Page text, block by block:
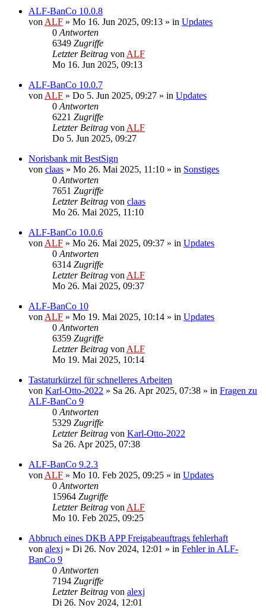
ALF-BanCo 10.0.8
von ALF » Mo 16. Jun 2025, 09:13 » in Updates
0 Antworten
6349 Zugriffe
Letzter Beitrag von ALF
Mo 16. Jun 2025, 09:13
ALF-BanCo 10.0.7
von ALF » Do 5. Jun 2025, 09:27 » in Updates
0 Antworten
6221 Zugriffe
Letzter Beitrag von ALF
Do 5. Jun 2025, 09:27
Norisbank mit BestSign
von claas » Mo 26. Mai 2025, 11:10 » in Sonstiges
0 Antworten
7651 Zugriffe
Letzter Beitrag von claas
Mo 26. Mai 2025, 11:10
ALF-BanCo 10.0.6
von ALF » Mo 26. Mai 2025, 09:37 » in Updates
0 Antworten
6314 Zugriffe
Letzter Beitrag von ALF
Mo 26. Mai 2025, 09:37
ALF-BanCo 10
von ALF » Mo 19. Mai 2025, 10:14 » in Updates
0 Antworten
6359 Zugriffe
Letzter Beitrag von ALF
Mo 19. Mai 2025, 10:14
Tastaturkürzel für schnelleres Arbeiten
von Karl-Otto-2022 » Sa 26. Apr 2025, 07:38 » in Fragen zu
ALF-BanCo 9
0 Antworten
5329 Zugriffe
Letzter Beitrag von Karl-Otto-2022
Sa 26. Apr 2025, 07:38
ALF-BanCo 9.2.3
von ALF » Mo 10. Feb 2025, 09:25 » in Updates
0 Antworten
15964 Zugriffe
Letzter Beitrag von ALF
Mo 10. Feb 2025, 09:25
Abbruch eines DKB APP Freigabeauftrags fehlerhaft
von alexj » Di 26. Nov 2024, 12:01 » in Fehler in ALF-
BanCo 9
0 Antworten
7194 Zugriffe
Letzter Beitrag von alexj
Di 26. Nov 2024, 12:01